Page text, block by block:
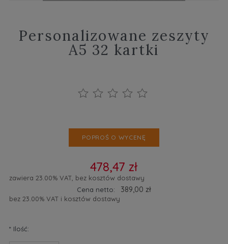
Personalizowane zeszyty
A5 32 kartki
POPROŚ O WYCENĘ
478,47 zł
zawiera 23.00% VAT, bez kosztów dostawy
Cena netto:
389,00 zł
bez 23.00% VAT i kosztów dostawy
* Ilość: